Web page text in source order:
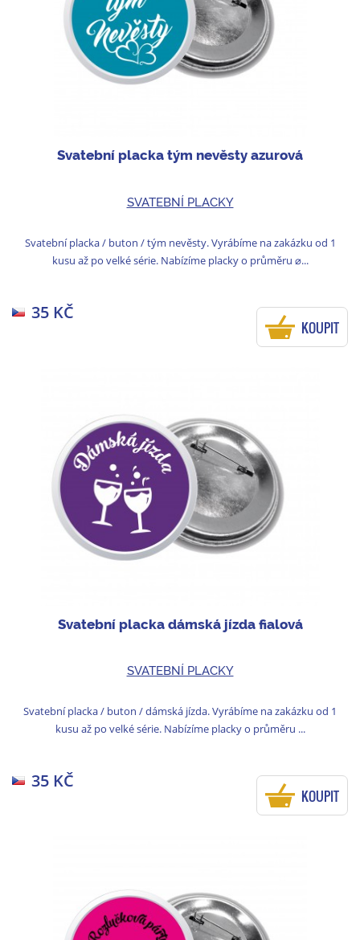
Svatební placka tým nevěsty azurová
SVATEBNÍ PLACKY
Svatební placka / buton / tým nevěsty. Vyrábíme na zakázku od 1
kusu až po velké série. Nabízíme placky o průměru ⌀...
35 KČ
KOUPIT
Svatební placka dámská jízda fialová
SVATEBNÍ PLACKY
Svatební placka / buton / dámská jízda. Vyrábíme na zakázku od 1
kusu až po velké série. Nabízíme placky o průměru ...
35 KČ
KOUPIT